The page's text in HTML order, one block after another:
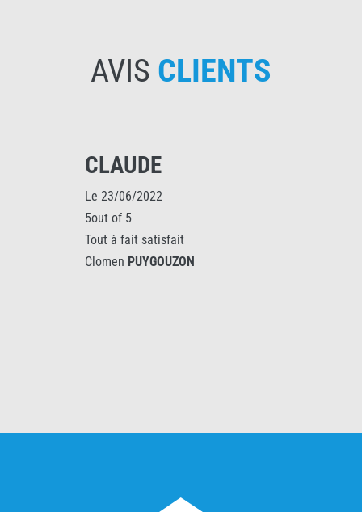
AVIS CLIENTS
CLAUDE
Le 23/06/2022
Tout à fait satisfait
PUYGOUZON